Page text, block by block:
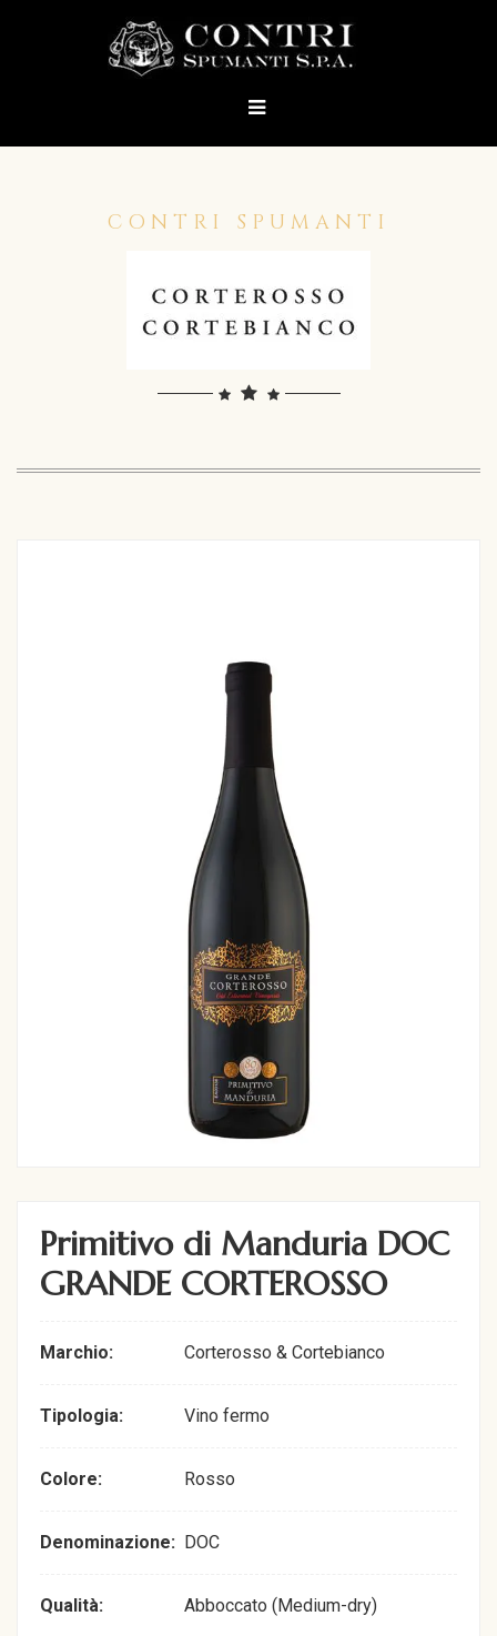
CONTRI SPUMANTI
Primitivo di Manduria DOC
GRANDE CORTEROSSO
Marchio: Corterosso & Cortebianco
Tipologia: Vino fermo
Colore: Rosso
Denominazione: DOC
Qualità: Abboccato (Medium-dry)